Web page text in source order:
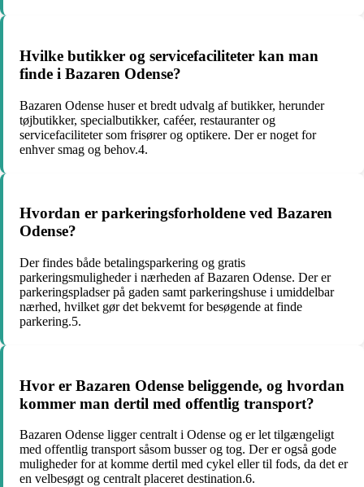
Hvilke butikker og servicefaciliteter kan man
finde i Bazaren Odense?
Bazaren Odense huser et bredt udvalg af butikker, herunder
tøjbutikker, specialbutikker, caféer, restauranter og
servicefaciliteter som frisører og optikere. Der er noget for
enhver smag og behov.4.
Hvordan er parkeringsforholdene ved Bazaren
Odense?
Der findes både betalingsparkering og gratis
parkeringsmuligheder i nærheden af Bazaren Odense. Der er
parkeringspladser på gaden samt parkeringshuse i umiddelbar
nærhed, hvilket gør det bekvemt for besøgende at finde
parkering.5.
Hvor er Bazaren Odense beliggende, og hvordan
kommer man dertil med offentlig transport?
Bazaren Odense ligger centralt i Odense og er let tilgængeligt
med offentlig transport såsom busser og tog. Der er også gode
muligheder for at komme dertil med cykel eller til fods, da det er
en velbesøgt og centralt placeret destination.6.